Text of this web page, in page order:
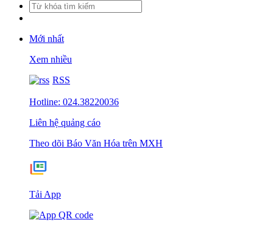
Mới nhất
Xem nhiều
RSS
Hotline: 024.38220036
Liên hệ quảng cáo
Theo dõi Báo Văn Hóa trên MXH
Tải App